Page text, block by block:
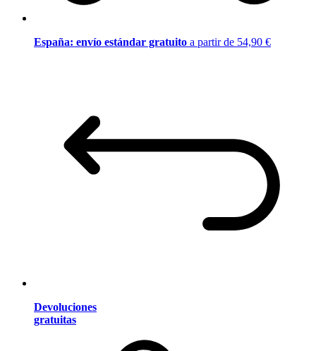
España: envío estándar gratuito a partir de 54,90 €
Devoluciones
gratuitas